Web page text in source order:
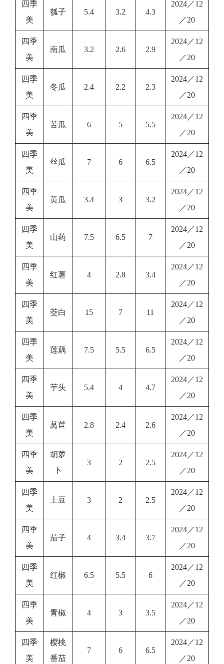
四季
美
瓠子 5.4 3.2 4.3
2024／12
／20
四季
美
南瓜 3.2 2.6 2.9
2024／12
／20
四季
美
冬瓜 2.4 2.2 2.3
2024／12
／20
四季
美
苦瓜 6 5 5.5
2024／12
／20
四季
美
丝瓜 7 6 6.5
2024／12
／20
四季
美
黄瓜 3.4 3 3.2
2024／12
／20
四季
美
山药 7.5 6.5 7
2024／12
／20
四季
美
红薯 4 2.8 3.4
2024／12
／20
四季
美
茭白 15 7 11
2024／12
／20
四季
美
莲藕 7.5 5.5 6.5
2024／12
／20
四季
美
芋头 5.4 4 4.7
2024／12
／20
四季
美
莴苣 2.8 2.4 2.6
2024／12
／20
四季
美
胡萝
卜
3 2 2.5
2024／12
／20
四季
美
土豆 3 2 2.5
2024／12
／20
四季
美
茄子 4 3.4 3.7
2024／12
／20
四季
美
红椒 6.5 5.5 6
2024／12
／20
四季
美
青椒 4 3 3.5
2024／12
／20
四季
美
樱桃
番茄
7 6 6.5
2024／12
／20